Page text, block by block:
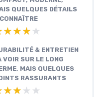
QUELQUES DÉTAILS
& ENTRETIEN
VOIR SUR LE LONG
MAIS QUELQUES
RASSURANTS